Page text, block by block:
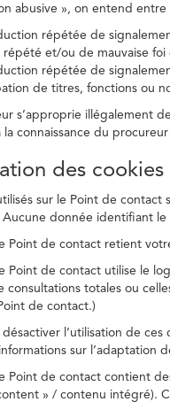
abusive », on entend entre
répétée de
répété et/ou de mauvaise
répétée de
de titres, fonctions ou
s’approprie illégalement
connaissance du
des cookies
sur le Point de
donnée identifiant le
Point de contact retient
Point de contact utilise le
consultations totales ou
de contact.)
l’utilisation de
sur l’adaptation
Point de contact contient
» / contenu intégré).